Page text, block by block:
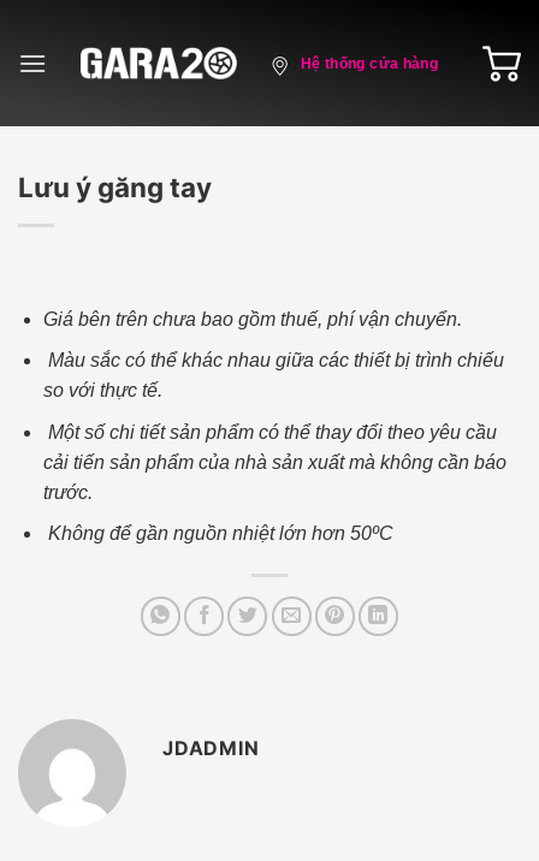
content
Hệ thống cửa hàng
Lưu ý găng tay
Giá bên trên chưa bao gồm thuế, phí vận chuyển.
Màu sắc có thể khác nhau giữa các thiết bị trình chiếu
so với thực tế.
Một số chi tiết sản phẩm có thể thay đổi theo yêu cầu
cải tiến sản phẩm của nhà sản xuất mà không cần báo
trước.
Không để gần nguồn nhiệt lớn hơn 50ºC
JDADMIN